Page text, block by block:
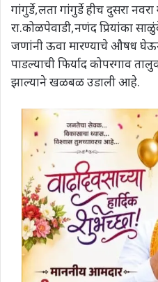
गांगुर्डे,लता गांगुर्डे हीच दुसरा
रा.कोळपेवाडी,नणंद प्रियांका
जणांनी ऊवा मारण्याचे औषध
पाडल्याची फिर्याद कोपरगाव
झाल्याने खळबळ उडाली आहे.